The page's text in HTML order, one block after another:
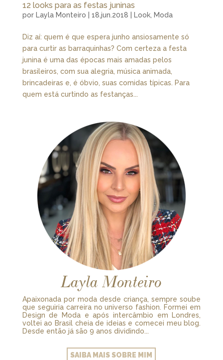
12 looks para as festas juninas
por Layla Monteiro 18.jun.2018 Look, Moda
Diz aí: quem é que espera junho ansiosamente só
para curtir as barraquinhas? Com certeza a festa
junina é uma das épocas mais amadas pelos
brasileiros, com sua alegria, música animada,
brincadeiras e, é óbvio, suas comidas típicas. Para
quem está curtindo as festanças...
Layla Monteiro
Apaixonada por moda desde criança, sempre soube
que seguiria carreira no universo fashion. Formei em
Design de Moda e após intercâmbio em Londres,
voltei ao Brasil cheia de ideias e comecei meu blog.
Desde então já são 9 anos dividindo...
SAIBA MAIS SOBRE MIM